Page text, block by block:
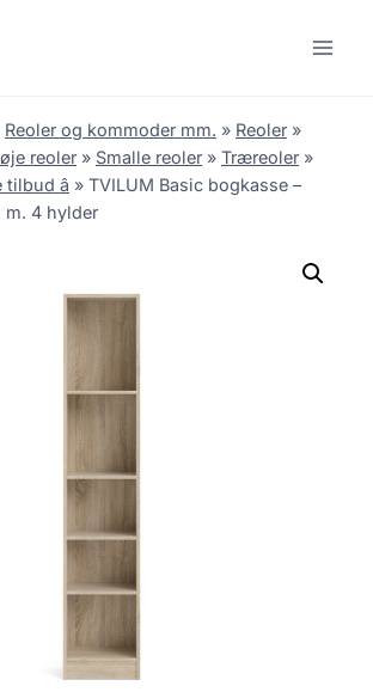
Reoler og kommoder mm. » Reoler »
reoler » Smalle reoler » Træreoler »
â » TVILUM Basic bogkasse –
4 hylder